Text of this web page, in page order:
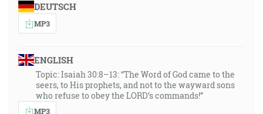
DEUTSCH
MP3
ENGLISH
Topic: Isaiah 30:8–13: “The Word of God came to the
seers, to His prophets, and not to the wayward sons
who refuse to obey the LORD’s commands!”
MP3